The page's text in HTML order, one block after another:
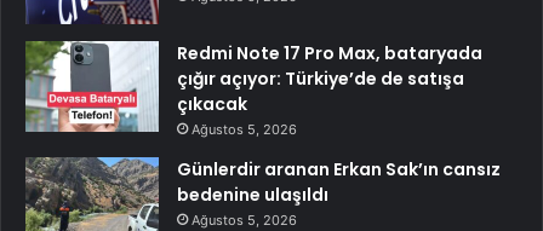
Redmi Note 17 Pro Max, bataryada
çığır açıyor: Türkiye’de de satışa
çıkacak
Ağustos 5, 2026
Günlerdir aranan Erkan Sak’ın cansız
bedenine ulaşıldı
Ağustos 5, 2026